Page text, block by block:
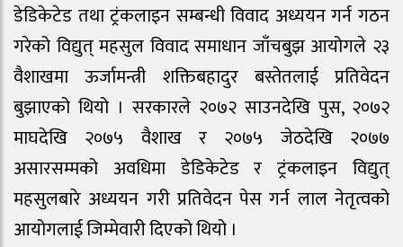
डेडिकेटेड तथा ट्रंकलाइन सम्बन्धी विवाद अध्ययन गर्न गठन
गरेको विद्युत् महसुल विवाद समाधान जाँचबुझ आयोगले २३
वैशाखमा ऊर्जामन्त्री शक्तिबहादुर बस्तेतलाई प्रतिवेदन
बुझाएको थियो । सरकारले २०७२ साउनदेखि पुस, २०७२
माघदेखि २०७५ वैशाख र २०७५ जेठदेखि २०७७
असारसम्मको अवधिमा डेडिकेटेड र ट्रंकलाइन विद्युत्
महसुलबारे अध्ययन गरी प्रतिवेदन पेस गर्न लाल नेतृत्वको
आयोगलाई जिम्मेवारी दिएको थियो ।